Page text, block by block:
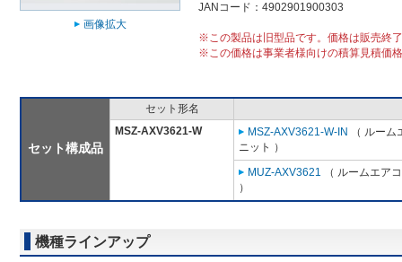
画像拡大
JANコード：4902901900303
※この製品は旧型品です。価格は販売終
※この価格は事業者様向けの積算見積価
セット構成品
セット形名
MSZ-AXV3621-W
MSZ-AXV3621-W-IN
（ ルー
ニット ）
MUZ-AXV3621 （ ルームエア
）
機種ラインアップ